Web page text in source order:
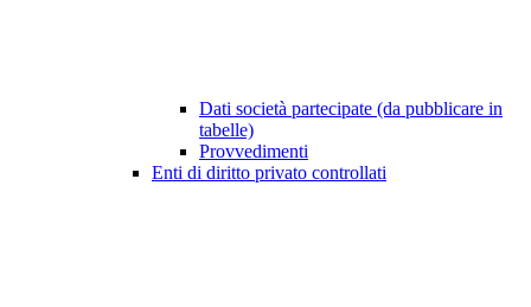
Dati società partecipate (da pubblicare in
tabelle)
Provvedimenti
Enti di diritto privato controllati